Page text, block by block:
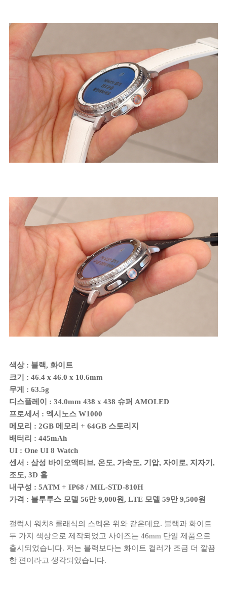
색상 : 블랙, 화이트
크기 : 46.4 x 46.0 x 10.6mm
무게 : 63.5g
디스플레이 : 34.0mm 438 x 438 슈퍼 AMOLED
프로세서 : 엑시노스 W1000
메모리 : 2GB 메모리 + 64GB 스토리지
배터리 : 445mAh
UI : One UI 8 Watch
센서 : 삼성 바이오액티브, 온도, 가속도, 기압, 자이로, 지자기,
조도, 3D 홀
내구성 : 5ATM + IP68 / MIL-STD-810H
가격 : 블루투스 모델 56만 9,000원, LTE 모델 59만 9,500원
갤럭시 워치8 클래식의 스펙은 위와 같은데요. 블랙과 화이트
두 가지 색상으로 제작되었고 사이즈는 46mm 단일 제품으로
출시되었습니다. 저는 블랙보다는 화이트 컬러가 조금 더 깔끔
한 편이라고 생각되었습니다.